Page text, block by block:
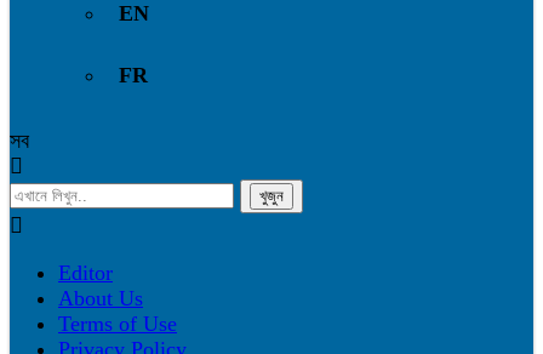
EN
FR
সব
Editor
About Us
Terms of Use
Privacy Policy